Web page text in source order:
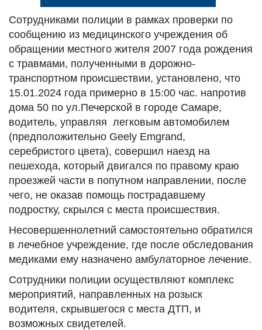
Сотрудниками полиции в рамках проверки по
сообщению из медицинского учреждения об
обращении местного жителя 2007 года рождения
с травмами, полученными в дорожно-
транспортном происшествии, установлено, что
15.01.2024 года примерно в 15:00 час. напротив
дома 50 по ул.Печерской в городе Самаре,
водитель, управляя легковым автомобилем
(предположительно Geely Emgrand,
серебристого цвета), совершил наезд на
пешехода, который двигался по правому краю
проезжей части в попутном направлении, после
чего, не оказав помощь пострадавшему
подростку, скрылся с места происшествия.
Несовершеннолетний самостоятельно обратился
в лечебное учреждение, где после обследования
медиками ему назначено амбулаторное лечение.
Сотрудники полиции осуществляют комплекс
мероприятий, направленных на розыск
водителя, скрывшегося с места ДТП, и
возможных свидетелей.